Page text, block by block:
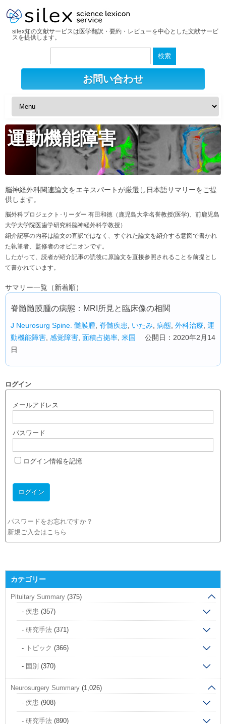
silex知の文献サービスは医学翻訳・要約・レビューを中心とした文献サービ
スを提供します。
検
お問い合わせ
運動機能障害
脳神経外科関連論文をエキスパートが厳選し日本語サマリーをご提
供します。
脳外科プロジェクト･リーダー 有田和徳（鹿児島大学名誉教授(医学)、前鹿児島
大学大学院医歯学研究科脳神経外科学教授）
紹介記事の内容は論文の直訳ではなく、すぐれた論文を紹介する意図で書かれ
た執筆者、監修者のオピニオンです。
したがって、読者が紹介記事の読後に原論文を直接参照されることを前提とし
て書かれています。
サマリー一覧（新着順）
脊髄髄膜腫の病態：MRI所見と臨床像の相関
J Neurosurg Spine. 髄膜腫 脊髄疾患 いたみ 病態 外科治療 運
動機能障害 感覚障害 面積占拠率 米国
公開日：2020年2月14
日
ログイン
メールアドレス
パスワード
ログイン情報を記憶
パスワードをお忘れですか？
新規ご入会はこちら
カテゴリー
Pituitary Summary (375)
疾患 (357)
研究手法 (371)
トピック (366)
国別 (370)
Neurosurgery Summary (1,026)
疾患 (908)
研究手法 (890)